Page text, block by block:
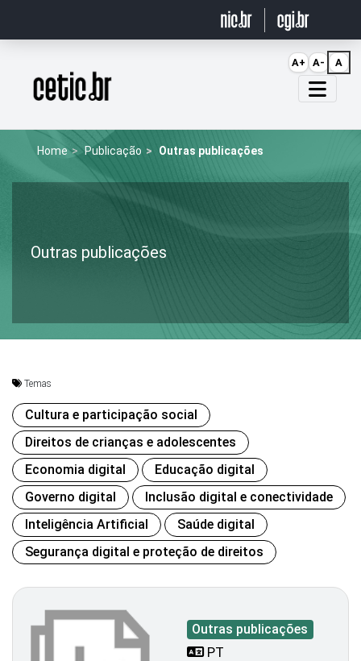
Página inicial
Home Publicação Outras publicações
Outras publicações
Temas
Cultura e participação social
Direitos de crianças e adolescentes
Economia digital
Educação digital
Governo digital
Inclusão digital e conectividade
Inteligência Artificial
Saúde digital
Segurança digital e proteção de direitos
Outras publicações
PT
A+ A- A